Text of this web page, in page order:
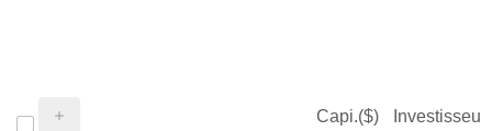
Capi.($) Investisseur